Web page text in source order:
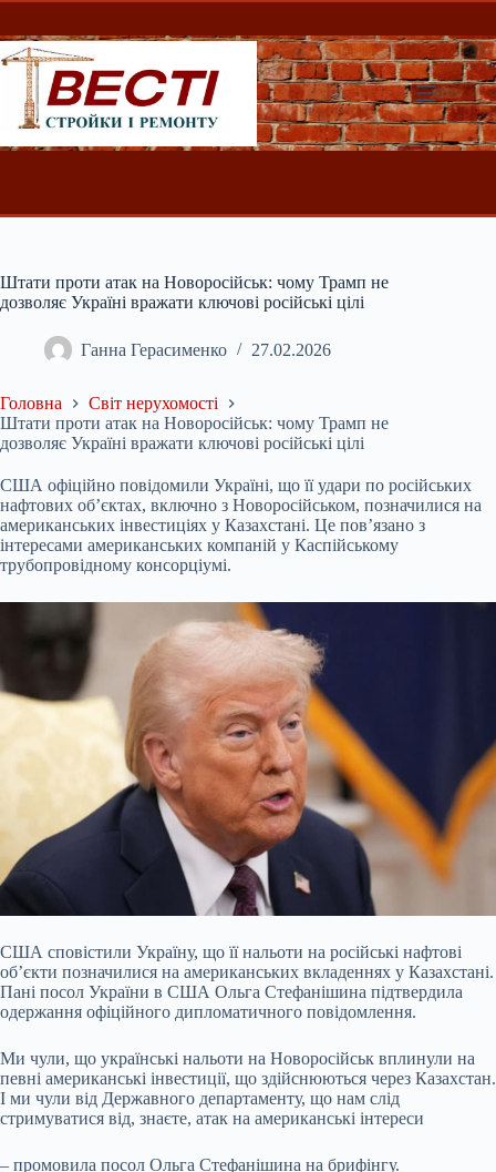
Перейти
вмісту
Штати проти атак на Новоросійськ: чому Трамп не
дозволяє Україні вражати ключові російські цілі
Ганна Герасименко 27.02.2026
Головна
Світ нерухомості
Штати проти атак на Новоросійськ: чому Трамп не
дозволяє Україні вражати ключові російські цілі
США офіційно повідомили Україні, що її удари по російських
нафтових об’єктах, включно з Новоросійськом, позначилися на
американських інвестиціях у Казахстані. Це пов’язано з
інтересами американських компаній у Каспійському
трубопровідному консорціумі.
США сповістили Україну, що її нальоти на російські нафтові
об’єкти позначилися на американських вкладеннях у Казахстані.
Пані посол України в США Ольга Стефанішина підтвердила
одержання офіційного дипломатичного повідомлення.
Ми чули, що українські нальоти на Новоросійськ вплинули на
певні американські інвестиції, що здійснюються через Казахстан.
І ми чули від Державного департаменту, що нам слід
стримуватися від, знаєте, атак на американські інтереси
– промовила посол Ольга Стефанішина на брифінгу.